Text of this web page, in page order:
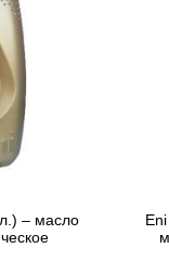
– масло